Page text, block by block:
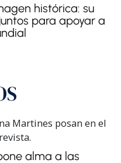
histórica: su
para apoyar a
alma a las